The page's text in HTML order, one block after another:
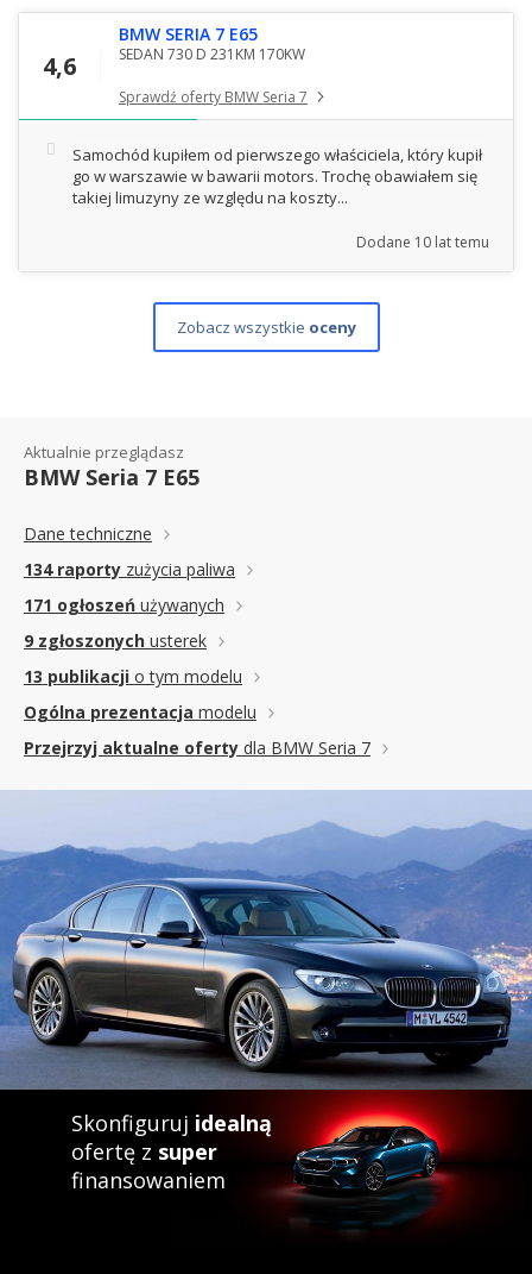
4,6
BMW SERIA 7 E65
SEDAN 730 D 231KM 170KW
Sprawdź oferty BMW Seria 7
Samochód kupiłem od pierwszego właściciela, który kupił
go w warszawie w bawarii motors. Trochę obawiałem się
takiej limuzyny ze względu na koszty...
Dodane 10 lat temu
Zobacz wszystkie oceny
Aktualnie przeglądasz
BMW Seria 7 E65
Dane techniczne
134 raporty zużycia paliwa
171 ogłoszeń używanych
9 zgłoszonych usterek
13 publikacji o tym modelu
Ogólna prezentacja modelu
Przejrzyj aktualne oferty dla BMW Seria 7
Skonfiguruj idealną
ofertę z super
finansowaniem